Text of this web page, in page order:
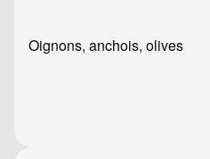
Oignons, anchois, olives